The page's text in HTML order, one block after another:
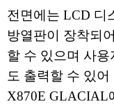
전면에는 LCD 디
방열판이 장착되
할 수 있으며 사용
도 출력할 수 있
X870E GLACIAL